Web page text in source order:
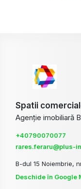
Spatii
Agenție imobiliară
+40790070077
rares.feraru@plus-
B-dul 15 Noiembrie,
Deschide în Google